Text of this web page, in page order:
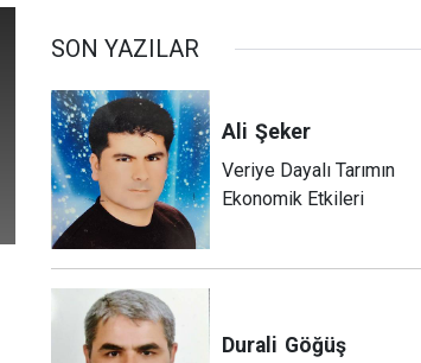
SON YAZILAR
Ali Şeker
Veriye Dayalı Tarımın
Ekonomik Etkileri
Durali Göğüş